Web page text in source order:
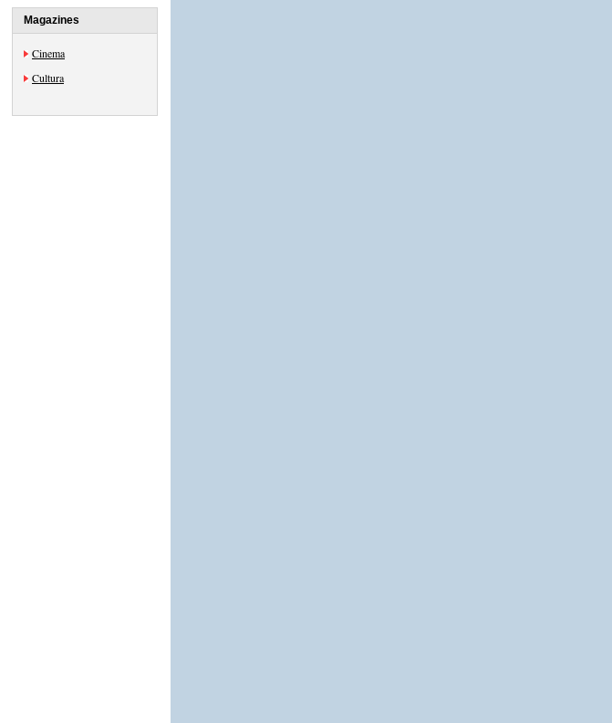
Magazines
Cinema
Cultura